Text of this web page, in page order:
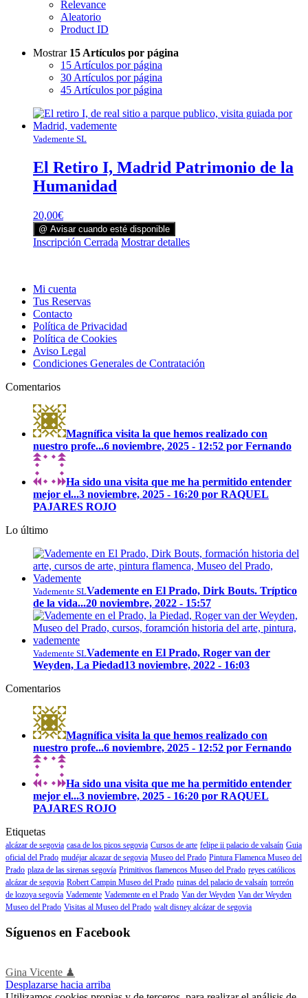
Relevance
Aleatorio
Product ID
Mostrar 15 Artículos por página
15 Artículos por página
30 Artículos por página
45 Artículos por página
Vademente SL
El Retiro I, Madrid Patrimonio de la
Humanidad
20,00€
@ Avisar cuando esté disponible
Inscripción Cerrada Mostrar detalles
Mi cuenta
Tus Reservas
Contacto
Política de Privacidad
Política de Cookies
Aviso Legal
Condiciones Generales de Contratación
Comentarios
Magnífica visita la que hemos realizado con
nuestro profe...6 noviembre, 2025 - 12:52 por Fernando
Ha sido una visita que me ha permitido entender
mejor el...3 noviembre, 2025 - 16:20 por RAQUEL
PAJARES ROJO
Lo último
Vademente SLVademente en El Prado, Dirk Bouts. Tríptico
de la vida...20 noviembre, 2022 - 15:57
Vademente SLVademente en El Prado, Roger van der
Weyden, La Piedad13 noviembre, 2022 - 16:03
Comentarios
Magnífica visita la que hemos realizado con
nuestro profe...6 noviembre, 2025 - 12:52 por Fernando
Ha sido una visita que me ha permitido entender
mejor el...3 noviembre, 2025 - 16:20 por RAQUEL
PAJARES ROJO
Etiquetas
alcázar de segovia casa de los picos segovia Cursos de arte felipe ii palacio de valsaín Guia
oficial del Prado mudéjar alcazar de segovia Museo del Prado Pintura Flamenca Museo del
Prado plaza de las sirenas segovía Primitivos flamencos Museo del Prado reyes católicos
alcázar de segovia Robert Campin Museo del Prado ruinas del palacio de valsaín torreón
de lozoya segovía Vademente Vademente en el Prado Van der Weyden Van der Weyden
Museo del Prado Visitas al Museo del Prado walt disney alcázar de segovia
Síguenos en Facebook
Gina Vicente ♟
Desplazarse hacia arriba